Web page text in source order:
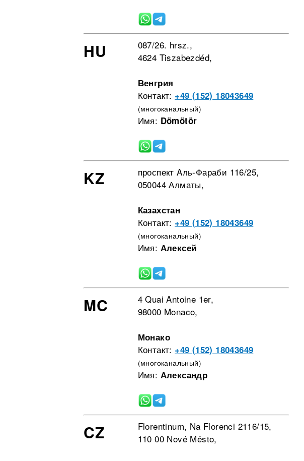
HU
087/26. hrsz.,
4624 Tiszabezdéd,
Венгрия
Контакт: +49 (152) 18043649
(многоканальный)
Имя: Dömötör
KZ
проспект Aль-Фараби 116/25,
050044 Алматы,
Казахстан
Контакт: +49 (152) 18043649
(многоканальный)
Имя: Алексей
MC
4 Quai Antoine 1er,
98000 Monaco,
Монако
Контакт: +49 (152) 18043649
(многоканальный)
Имя: Александр
CZ
Florentinum, Na Florenci 2116/15,
110 00 Nové Město,